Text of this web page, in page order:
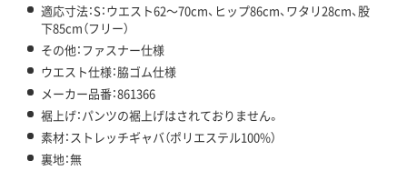
適応寸法：S：ウエスト62～70cm、ヒップ86cm、ワタリ28cm、股
下85cm（フリー）
その他：ファスナー仕様
ウエスト仕様：脇ゴム仕様
メーカー品番：861366
裾上げ：パンツの裾上げはされておりません。
素材：ストレッチギャバ（ポリエステル100%）
裏地：無